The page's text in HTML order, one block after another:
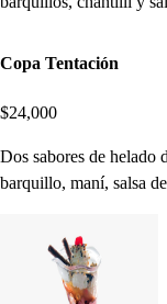
Copa Tentación
$24,000
Dos sabores de helado
barquillo, maní, salsa